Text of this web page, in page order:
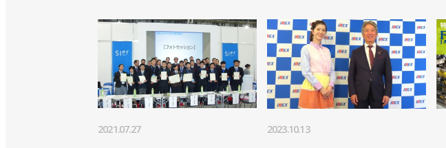
>>受注は前年同期比24.3％増加も、部材不足の不安残る／日本ロ
>>受注と生産で過去最高額。出荷は海外向けが８割超／日本ロボ
>>コロナ禍も受注額は前年比増の8588億円／日本ロボット工業会
>>産ロボ受注は２期連続で過去最高額を更新。中国の力強さ際立
2021.07.27 2023.10.13